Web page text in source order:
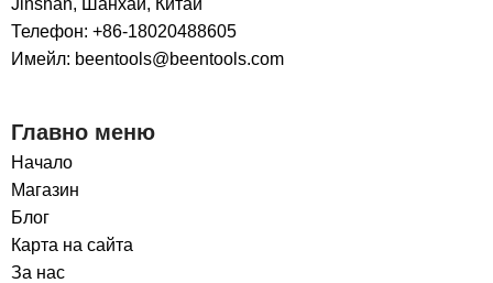
Jinshan, Шанхай, Китай
Телефон: +86-18020488605
Имейл: beentools@beentools.com
Главно меню
Начало
Магазин
Блог
Карта на сайта
За нас